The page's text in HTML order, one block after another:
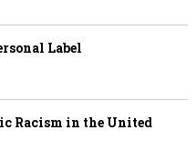
Label
Racism in the United